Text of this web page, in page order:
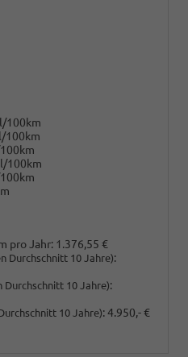
100km
100km
100km
pro Jahr: 1.376,55 €
Durchschnitt 10 Jahre):
Durchschnitt 10 Jahre):
10 Jahre):4.950,- €